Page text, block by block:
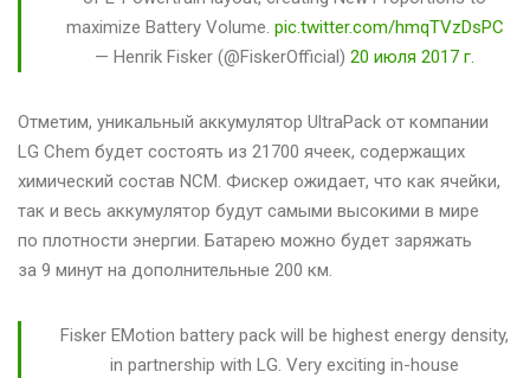
maximize Battery Volume. pic.twitter.com/hmqTVzDsPC
— Henrik Fisker (@FiskerOfficial) 20 июля 2017 г.
Отметим, уникальный аккумулятор UltraPack от компании
LG Chem будет состоять из 21700 ячеек, содержащих
химический состав NCM. Фискер ожидает, что как ячейки,
так и весь аккумулятор будут самыми высокими в мире
по плотности энергии. Батарею можно будет заряжать
за 9 минут на дополнительные 200 км.
Fisker EMotion battery pack will be highest energy density,
in partnership with LG. Very exciting in-house